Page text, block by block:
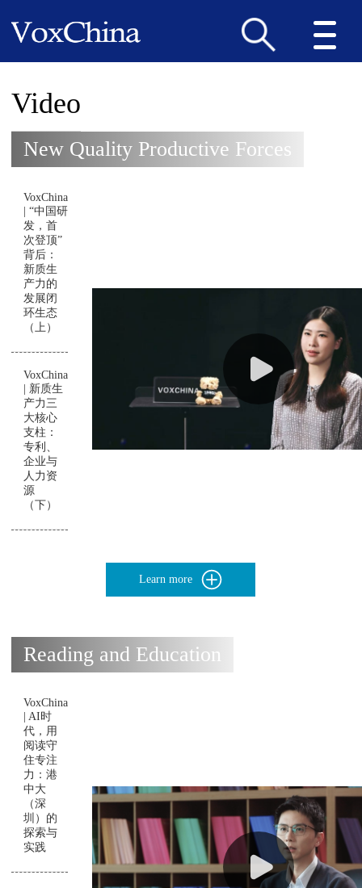
Video
New Quality Productive Forces
VoxChina
| “中国研
发，首
次登顶”
背后：
新质生
产力的
发展闭
环生态
（上）
VoxChina
| 新质生
产力三
大核心
支柱：
专利、
企业与
人力资
源
（下）
Learn more
Reading and Education
VoxChina
| AI时
代，用
阅读守
住专注
力：港
中大
（深
圳）的
探索与
实践